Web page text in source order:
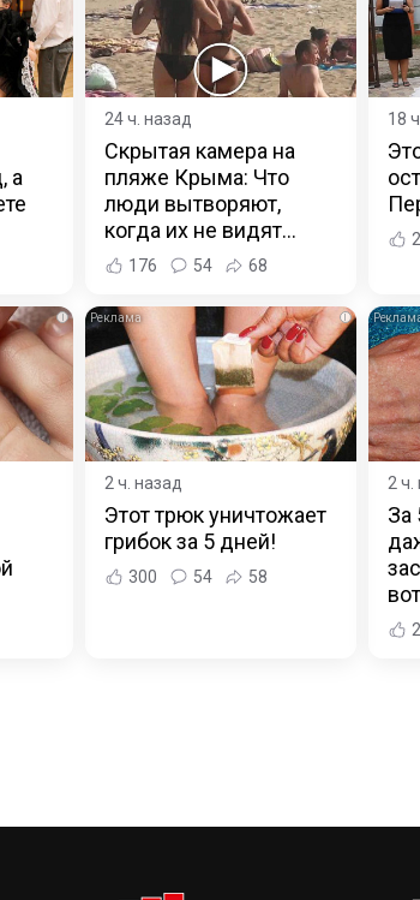
а
24 ч. назад
Скрытая камера на
пляже Крыма: Что
люди вытворяют,
когда их не видят...
176 54 68
18
i i
2 ч. назад
Этот трюк уничтожает
грибок за 5 дней!
300 54 58
2 ч.
За